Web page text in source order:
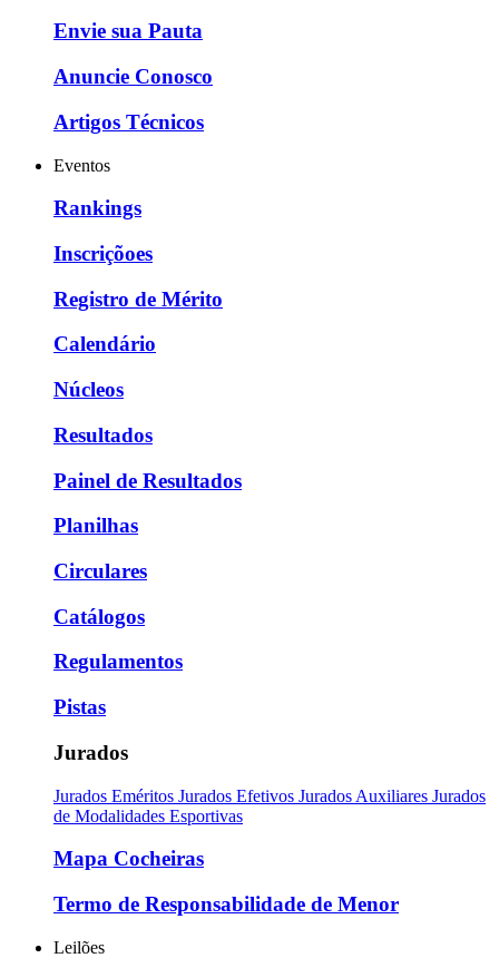
Envie sua Pauta
Anuncie Conosco
Artigos Técnicos
Eventos
Rankings
Inscriçõoes
Registro de Mérito
Calendário
Núcleos
Resultados
Painel de Resultados
Planilhas
Circulares
Catálogos
Regulamentos
Pistas
Jurados
Jurados Eméritos Jurados Efetivos Jurados Auxiliares Jurados
de Modalidades Esportivas
Mapa Cocheiras
Termo de Responsabilidade de Menor
Leilões